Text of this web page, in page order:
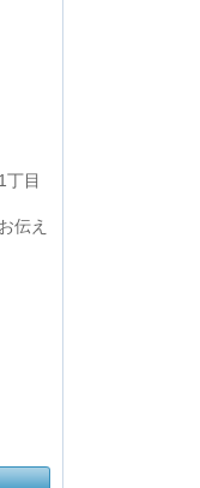
丁目
伝え